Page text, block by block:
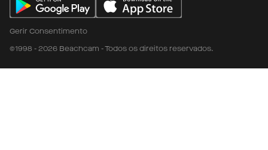
Gerir Consentimento
©1998 - 2026 Beachcam - Todos os direitos reservados.